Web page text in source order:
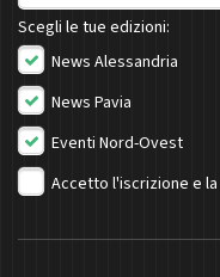
Scegli le tue edizioni:
News Alessandria
News Pavia
Eventi Nord-Ovest
Accetto l'iscrizione e la